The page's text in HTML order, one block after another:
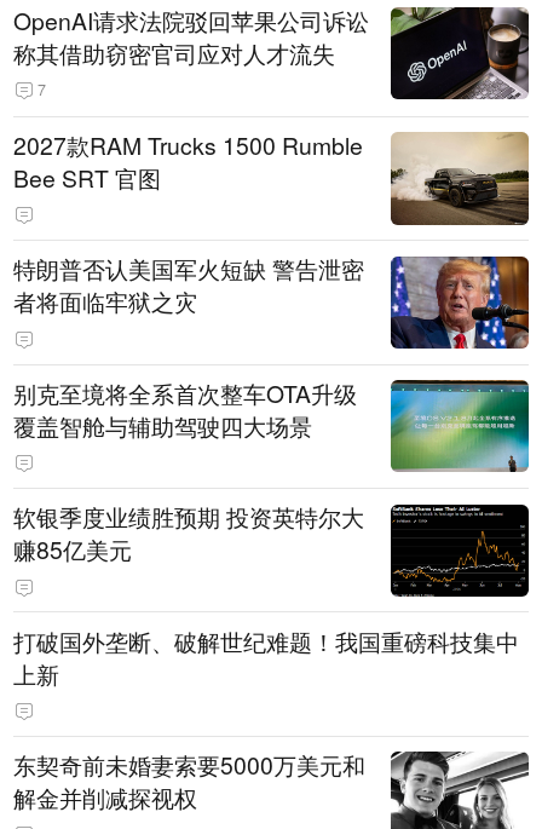
OpenAI请求法院驳回苹果公司诉讼
称其借助窃密官司应对人才流失
7
2027款RAM Trucks 1500 Rumble
Bee SRT 官图
特朗普否认美国军火短缺 警告泄密
者将面临牢狱之灾
别克至境将全系首次整车OTA升级
覆盖智舱与辅助驾驶四大场景
软银季度业绩胜预期 投资英特尔大
赚85亿美元
打破国外垄断、破解世纪难题！我国重磅科技集中
上新
东契奇前未婚妻索要5000万美元和
解金并削减探视权